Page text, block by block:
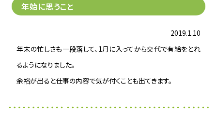
年始に思うこと
2019.1.10
年末の忙しさも一段落して、1月に入ってから交代で有給をとれ
るようになりました。
余裕が出ると仕事の内容で気が付くことも出てきます。